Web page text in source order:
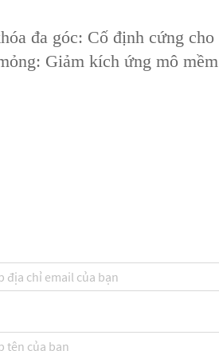
đa góc‌: Cố định cứng
Giảm kích ứng mô